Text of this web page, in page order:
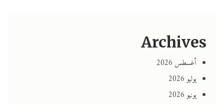
Archives
أغسطس 2026
يوليو 2026
يونيو 2026